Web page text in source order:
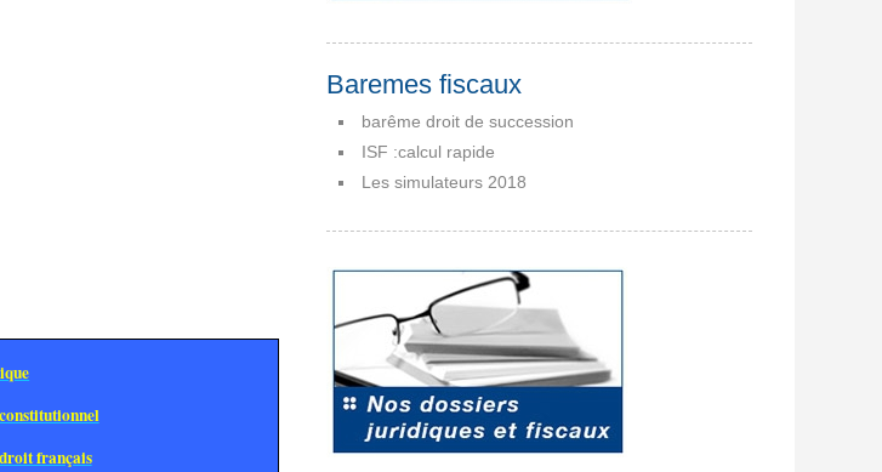
français
Baremes fiscaux
barême droit de succession
ISF :calcul rapide
Les simulateurs 2018